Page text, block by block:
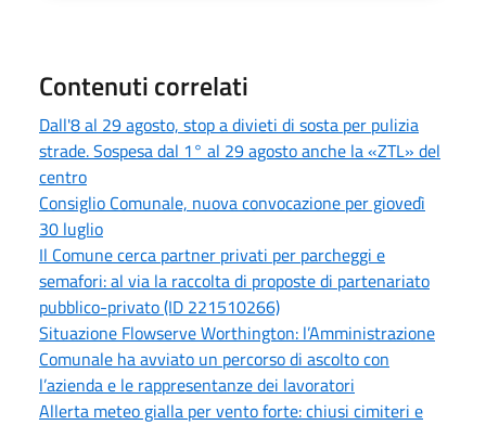
Contenuti correlati
Dall'8 al 29 agosto, stop a divieti di sosta per pulizia
strade. Sospesa dal 1° al 29 agosto anche la «ZTL» del
centro
Consiglio Comunale, nuova convocazione per giovedì
30 luglio
Il Comune cerca partner privati per parcheggi e
semafori: al via la raccolta di proposte di partenariato
pubblico-privato (ID 221510266)
Situazione Flowserve Worthington: l’Amministrazione
Comunale ha avviato un percorso di ascolto con
l’azienda e le rappresentanze dei lavoratori
Allerta meteo gialla per vento forte: chiusi cimiteri e